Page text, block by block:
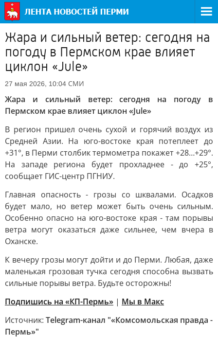
Жара и сильный ветер: сегодня на
погоду в Пермском крае влияет
циклон «Jule»
27 мая 2026, 10:04 СМИ
Жара и сильный ветер: сегодня на погоду в
Пермском крае влияет циклон «Jule»
В регион пришел очень сухой и горячий воздух из
Средней Азии. На юго-востоке края потеплеет до
+31°, в Перми столбик термометра покажет +28…+29°.
На западе региона будет прохладнее - до +25°,
сообщает ГИС-центр ПГНИУ.
Главная опасность - грозы со шквалами. Осадков
будет мало, но ветер может быть очень сильным.
Особенно опасно на юго-востоке края - там порывы
ветра могут оказаться даже сильнее, чем вчера в
Оханске.
К вечеру грозы могут дойти и до Перми. Любая, даже
маленькая грозовая тучка сегодня способна вызвать
сильные порывы ветра. Будьте осторожны!
Подпишись на «КП-Пермь» | Мы в Maкс
Источник: Telegram-канал "«Комсомольская правда -
Пермь»"